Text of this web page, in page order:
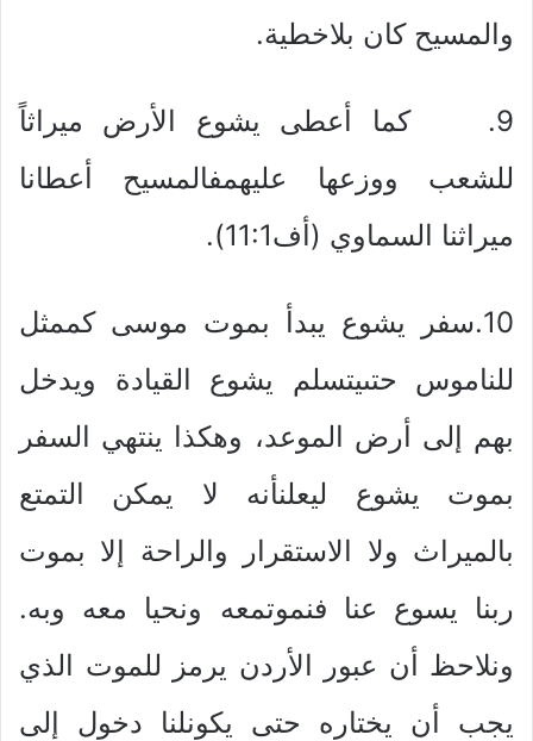
والمسيح كان بلاخطية.
9. كما أعطى يشوع الأرض ميراثاً
للشعب ووزعها عليهمفالمسيح أعطانا
ميراثنا السماوي (أف11:1).
10.سفر يشوع يبدأ بموت موسى كممثل
للناموس حتىيتسلم يشوع القيادة ويدخل
بهم إلى أرض الموعد، وهكذا ينتهي السفر
بموت يشوع ليعلنأنه لا يمكن التمتع
بالميراث ولا الاستقرار والراحة إلا بموت
ربنا يسوع عنا فنموتمعه ونحيا معه وبه.
ونلاحظ أن عبور الأردن يرمز للموت الذي
يجب أن يختاره حتى يكونلنا دخول إلى